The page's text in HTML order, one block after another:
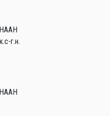
НААН
г.н.
НААН